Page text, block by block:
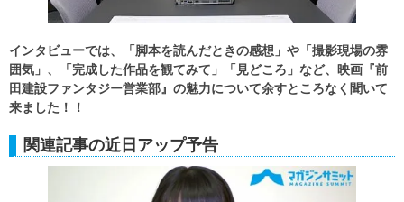
インタビューでは、「脚本を読んだときの感想」や「撮影現場の雰
囲気」、「完成した作品を観てみて」「見どころ」など、映画『前
田建設ファンタジー営業部』の魅力について余すところなく聞いて
来ました！！
関連記事の近日アップ予告